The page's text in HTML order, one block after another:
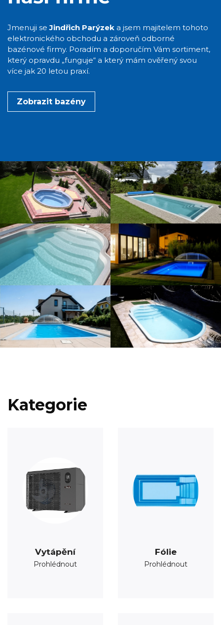
Jmenuji seJindřich Parýzek a jsem majitelem tohoto
elektronického obchodu a zároveň odborné
bazénové firmy. Poradím a doporučím Vám sortiment,
který opravdu „funguje“ a který mám ověřený svou
více jak 20 letou praxí.
Zobrazit bazény
Kategorie
Vytápění
Prohlédnout
Fólie
Prohlédnout